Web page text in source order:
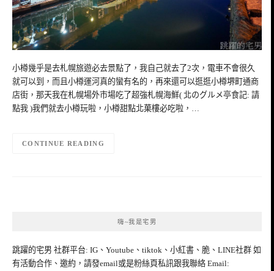
小樽幾乎是去札幌旅遊必去景點了，我自己就去了2次，電車不會很久
就可以到，而且小樽運河真的蠻有名的，再來還可以逛逛小樽堺町通商
店街，那天我在札幌場外市場吃了超強札幌海鮮( 北のグルメ亭食記: 請
點我 )我們就去小樽玩啦，小樽甜點北菓樓必吃啦，…
CONTINUE READING
嗨~我是宅男
跳躍的宅男 社群平台: IG、Youtube、tiktok、小紅書、脆、LINE社群 如
有活動合作、邀約，請發email或是粉絲頁私訊跟我聯絡 Email: